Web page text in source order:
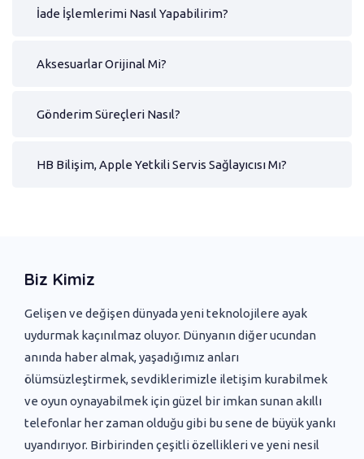
İade İşlemlerimi Nasıl Yapabilirim?
Aksesuarlar Orijinal Mi?
Gönderim Süreçleri Nasıl?
HB Bilişim, Apple Yetkili Servis Sağlayıcısı Mı?
Biz Kimiz
Gelişen ve değişen dünyada yeni ‌teknolojilere ayak
uydurmak kaçınılmaz oluyor. Dünyanın diğer ucundan
anında haber almak, yaşadığımız anları
ölümsüzleştirmek, sevdiklerimizle iletişim kurabilmek
ve oyun oynayabilmek için güzel bir imkan sunan akıllı
telefonlar her zaman olduğu gibi bu sene de büyük yankı
uyandırıyor. Birbirinden çeşitli özellikleri ve yeni nesil